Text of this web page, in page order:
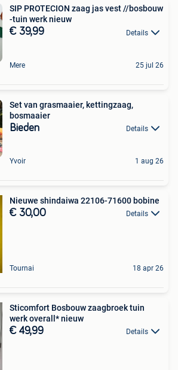
SIP PROTECION zaag jas vest //bosbouw
-tuin werk nieuw
€ 39,99 Details
Mere 25 jul 26
Set van grasmaaier, kettingzaag,
bosmaaier
Bieden Details
Yvoir 1 aug 26
Nieuwe shindaiwa 22106-71600 bobine
€ 30,00 Details
Tournai 18 apr 26
Sticomfort Bosbouw zaagbroek tuin
werk overall* nieuw
€ 49,99 Details